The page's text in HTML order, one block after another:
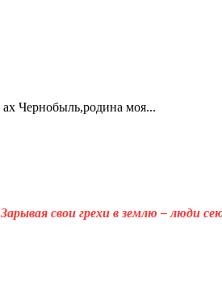
ах Чернобыль,родина моя...
Зарывая свои грехи в землю – люди